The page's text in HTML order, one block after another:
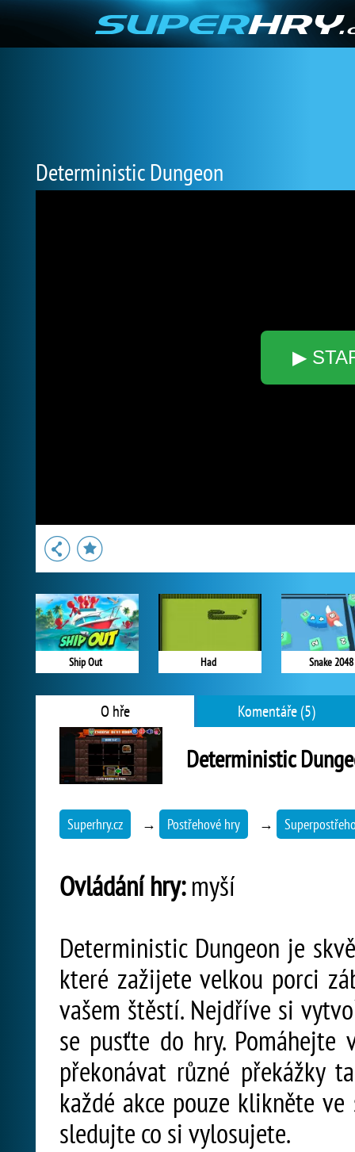
Deterministic Dungeon
▶
Ship Out Had Snake 2048
O hře Komentáře (5)
Deterministic
Superhry.cz → Postřehové hry →
Ovládání hry:myší
Deterministic Dungeon je
které zažijete velkou porci
vašem štěstí. Nejdříve si
se pusťte do hry.
překonávat různé překážky
každé akce pouze klikněte
sledujte co si vylosujete.